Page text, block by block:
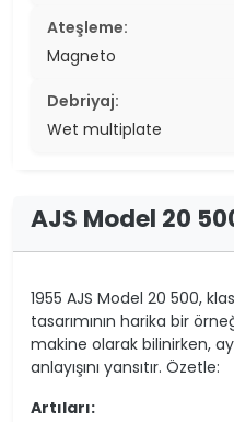
Ateşleme:
Magneto
Debriyaj:
Wet multiplate
AJS Model 20
1955 AJS Model 20 500,
tasarımının harika bir
makine olarak bilinirken,
anlayışını yansıtır. Özetle:
Artıları: